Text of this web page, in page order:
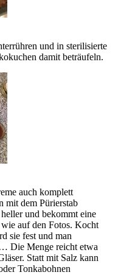
und in sterilisierte
damit beträufeln.
auch komplett
mit dem Pürierstab
und bekommt eine
auf den Fotos. Kocht
sie fest und man
Die Menge reicht etwa
Statt mit Salz kann
Tonkabohnen